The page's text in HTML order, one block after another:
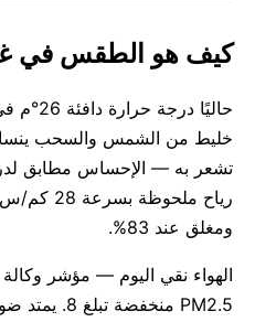
كيف هو الطقس في
حاليًا
خليط من الشمس والسحب
تشعر به — الإحساس مطابق
ومغلق عند 83%.